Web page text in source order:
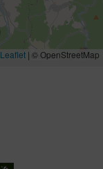
Leaflet | © OpenStreetMap